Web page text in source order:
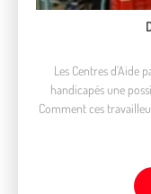
Les Centres d'Aide
handicapés une
Comment ces